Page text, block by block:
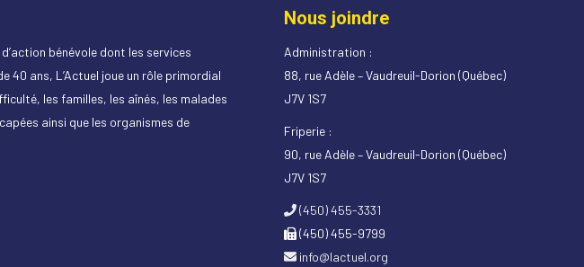
bénévole dont les services
40 ans, L’Actuel joue un rôle primordial
les familles, les aînés, les malades
ainsi que les organismes de
Nous joindre
Administration :
88, rue Adèle – Vaudreuil-Dorion (Québec)
J7V 1S7
Friperie :
90, rue Adèle – Vaudreuil-Dorion (Québec)
J7V 1S7
(450) 455-3331
(450) 455-9799
info@lactuel.org